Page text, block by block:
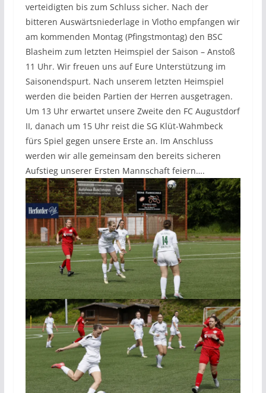
verteidigten bis zum Schluss sicher. Nach der
bitteren Auswärtsniederlage in Vlotho empfangen wir
am kommenden Montag (Pfingstmontag) den BSC
Blasheim zum letzten Heimspiel der Saison – Anstoß
11 Uhr. Wir freuen uns auf Eure Unterstützung im
Saisonendspurt. Nach unserem letzten Heimspiel
werden die beiden Partien der Herren ausgetragen.
Um 13 Uhr erwartet unsere Zweite den FC Augustdorf
II, danach um 15 Uhr reist die SG Klüt-Wahmbeck
fürs Spiel gegen unsere Erste an. Im Anschluss
werden wir alle gemeinsam den bereits sicheren
Aufstieg unserer Ersten Mannschaft feiern….